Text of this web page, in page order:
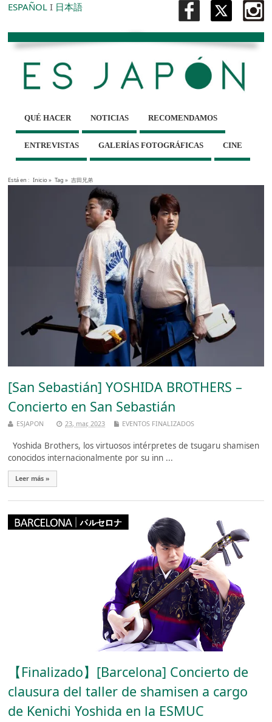
ESPAÑOL I 日本語
QUÉ HACER NOTICIAS RECOMENDAMOS
ENTREVISTAS GALERÍAS FOTOGRÁFICAS CINE
Está en : Inicio» Tag » 吉田兄弟
[San Sebastián] YOSHIDA BROTHERS –
Concierto en San Sebastián
ESJAPON 23, mar, 2023 EVENTOS FINALIZADOS
Yoshida Brothers, los virtuosos intérpretes de tsugaru shamisen
conocidos internacionalmente por su inn ...
Leer más »
【Finalizado】[Barcelona] Concierto de
clausura del taller de shamisen a cargo
de Kenichi Yoshida en la ESMUC